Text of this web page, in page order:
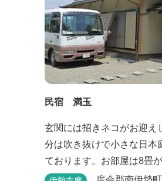
民宿 満玉
玄関には招きネコがお迎え
分は吹き抜けで小さな日本
ております。お部屋は8畳
っております。